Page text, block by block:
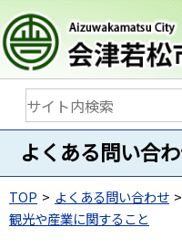
よくある問い合
TOP よくある問い合わせ
観光や産業に関すること